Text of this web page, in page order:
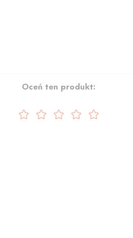
Oceń ten produkt: